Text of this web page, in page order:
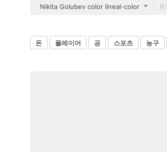
Nikita Golubev color lineal-color
돈 플레이어 공 스포츠 농구